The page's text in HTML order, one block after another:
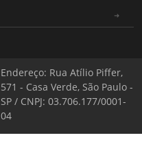
Endereço: Rua Atílio Piffer,
571 - Casa Verde, São Paulo -
SP / CNPJ: 03.706.177/0001-
04